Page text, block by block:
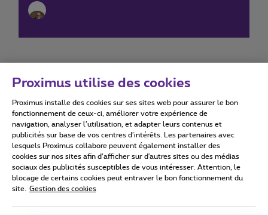
Conditions d'utilisation Accessibility statement
Tous droits réservés. © 2026 Proximus
Conditions générales, info consommateur
Proximus utilise des cookies
Proximus installe des cookies sur ses sites web pour assurer le bon
fonctionnement de ceux-ci, améliorer votre expérience de
navigation, analyser l’utilisation, et adapter leurs contenus et
publicités sur base de vos centres d’intérêts. Les partenaires avec
lesquels Proximus collabore peuvent également installer des
cookies sur nos sites afin d’afficher sur d'autres sites ou des médias
sociaux des publicités susceptibles de vous intéresser. Attention, le
blocage de certains cookies peut entraver le bon fonctionnement du
site.
Gestion des cookies